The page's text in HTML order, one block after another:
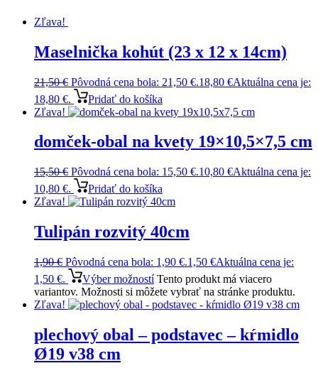
Zľava!
Maselnička kohút (23 x 12 x 14cm)
21,50€ Pôvodná cena bola: 21,50 €.18,80 €Aktuálna cena je:
18,80 €.
Pridať do košíka
Zľava!
domček-obal na kvety 19×10,5×7,5 cm
15,50€ Pôvodná cena bola: 15,50 €.10,80 €Aktuálna cena je:
10,80 €.
Pridať do košíka
Zľava!
Tulipán rozvitý 40cm
1,90€ Pôvodná cena bola: 1,90 €.1,50 €Aktuálna cena je:
1,50 €.
Výber možností Tento produkt má viacero
variantov. Možnosti si môžete vybrať na stránke produktu.
Zľava!
plechový obal – podstavec – kŕmidlo
Ø19 v38 cm